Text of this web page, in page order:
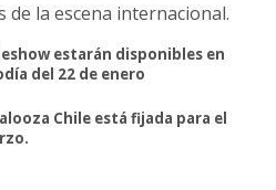
de la escena internacional.
estarán disponibles en
del 22 de enero
Chile está fijada para el